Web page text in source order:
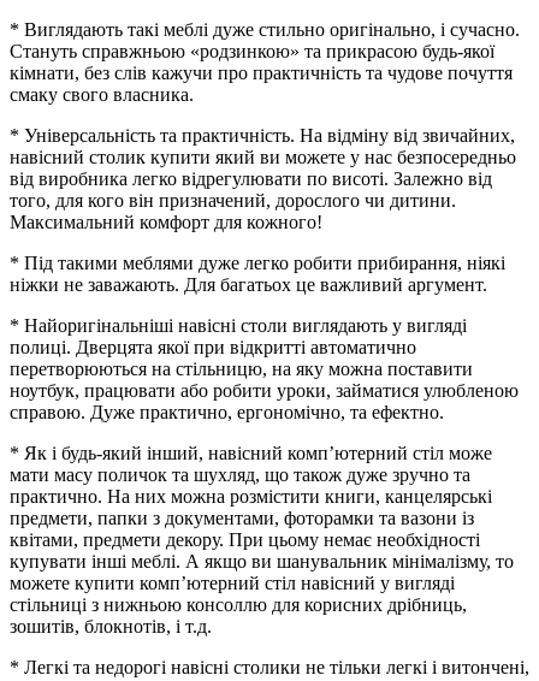
* Виглядають такі меблі дуже стильно оригінально, і сучасно.
Стануть справжньою «родзинкою» та прикрасою будь-якої
кімнати, без слів кажучи про практичність та чудове почуття
смаку свого власника.
* Універсальність та практичність. На відміну від звичайних,
навісний столик купити який ви можете у нас безпосередньо
від виробника легко відрегулювати по висоті. Залежно від
того, для кого він призначений, дорослого чи дитини.
Максимальний комфорт для кожного!
* Під такими меблями дуже легко робити прибирання, ніякі
ніжки не заважають. Для багатьох це важливий аргумент.
* Найоригінальніші навісні столи виглядають у вигляді
полиці. Дверцята якої при відкритті автоматично
перетворюються на стільницю, на яку можна поставити
ноутбук, працювати або робити уроки, займатися улюбленою
справою. Дуже практично, ергономічно, та ефектно.
* Як і будь-який інший, навісний комп’ютерний стіл може
мати масу поличок та шухляд, що також дуже зручно та
практично. На них можна розмістити книги, канцелярські
предмети, папки з документами, фоторамки та вазони із
квітами, предмети декору. При цьому немає необхідності
купувати інші меблі. А якщо ви шанувальник мінімалізму, то
можете купити комп’ютерний стіл навісний у вигляді
стільниці з нижньою консоллю для корисних дрібниць,
зошитів, блокнотів, і т.д.
* Легкі та недорогі навісні столики не тільки легкі і витончені,